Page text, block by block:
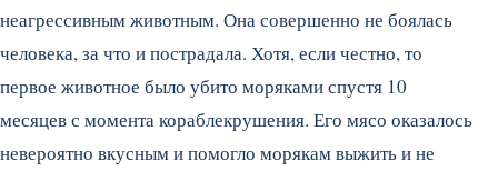
неагрессивным животным. Она совершенно не боялась
человека, за что и пострадала. Хотя, если честно, то
первое животное было убито моряками спустя 10
месяцев с момента кораблекрушения. Его мясо оказалось
невероятно вкусным и помогло морякам выжить и не